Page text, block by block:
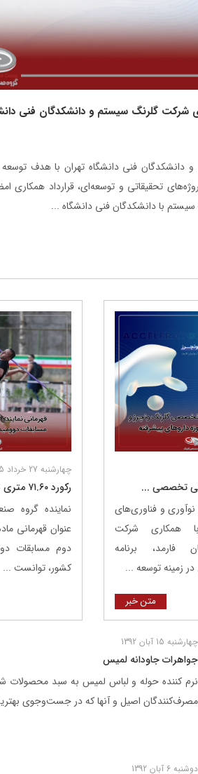
شرکت گلرنگ‌ سیستم و دانشکدگان فنی
فنی دانشگاه تهران با هدف
تحقیقاتی و توسعه‌ای، قرارداد همکاری
با دانشکدگان فنی دانشگاه ...
تخصصی ...
و فناوری‌های
همکاری شرکت
فارمد، برنامه
زمینه توسعه ...
متن خبر
چهارشنبه 27 خرداد 1405
رکورد ۷۱.۶۰ متری برای ...
نماینده گروه
عنوان قهرمانی
دوم مسابقات
کشور، توانست ...
چهارشنبه 15 آبان 1392
جواهرات جاودانه لميس
مصرف‌کنندگان اصیل و آنها که در جست‌وجوی
دوشنبه 6 آبان 1392